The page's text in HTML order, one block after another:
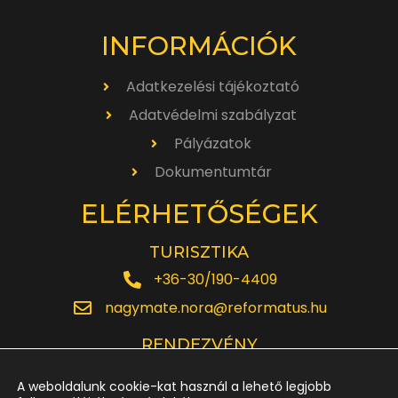
INFORMÁCIÓK
Adatkezelési tájékoztató
Adatvédelmi szabályzat
Pályázatok
Dokumentumtár
ELÉRHETŐSÉGEK
TURISZTIKA
+36-30/190-4409
nagymate.nora@reformatus.hu
RENDEZVÉNY
A weboldalunk cookie-kat használ a lehető legjobb